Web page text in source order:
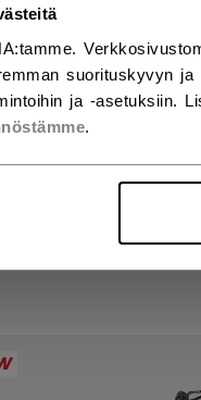
suorituskyvyn
ja -asetuksiin.
.